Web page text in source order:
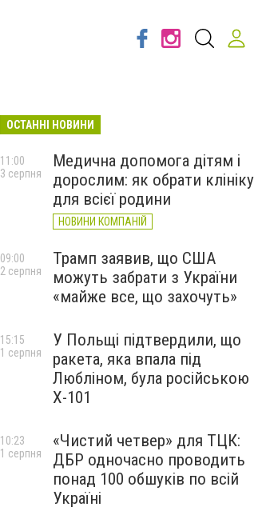
ОСТАННІ НОВИНИ
Медична допомога дітям і
дорослим: як обрати клініку
для всієї родини
НОВИНИ КОМПАНІЙ
11:00
3 серпня
Трамп заявив, що США
можуть забрати з України
«майже все, що захочуть»
09:00
2 серпня
У Польщі підтвердили, що
ракета, яка впала під
Любліном, була російською
Х-101
15:15
1 серпня
«Чистий четвер» для ТЦК:
ДБР одночасно проводить
понад 100 обшуків по всій
Україні
10:23
1 серпня